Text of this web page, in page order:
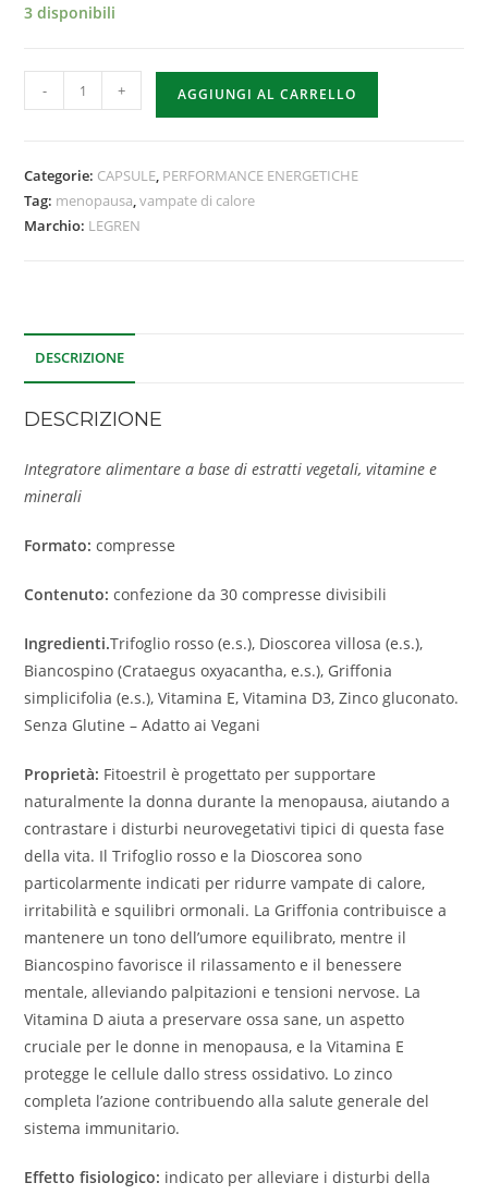
3 disponibili
- + AGGIUNGI AL CARRELLO
Categorie: CAPSULE, PERFORMANCE ENERGETICHE
Tag: menopausa,vampate di calore
Marchio: LEGREN
DESCRIZIONE
DESCRIZIONE
Integratore alimentare a base di estratti vegetali, vitamine e
minerali
Formato: compresse
Contenuto: confezione da 30 compresse divisibili
Ingredienti.Trifoglio rosso (e.s.), Dioscorea villosa (e.s.),
Biancospino (Crataegus oxyacantha, e.s.), Griffonia
simplicifolia (e.s.), Vitamina E, Vitamina D3, Zinco gluconato.
Senza Glutine – Adatto ai Vegani
Proprietà: Fitoestril è progettato per supportare
naturalmente la donna durante la menopausa, aiutando a
contrastare i disturbi neurovegetativi tipici di questa fase
della vita. Il Trifoglio rosso e la Dioscorea sono
particolarmente indicati per ridurre vampate di calore,
irritabilità e squilibri ormonali. La Griffonia contribuisce a
mantenere un tono dell’umore equilibrato, mentre il
Biancospino favorisce il rilassamento e il benessere
mentale, alleviando palpitazioni e tensioni nervose. La
Vitamina D aiuta a preservare ossa sane, un aspetto
cruciale per le donne in menopausa, e la Vitamina E
protegge le cellule dallo stress ossidativo. Lo zinco
completa l’azione contribuendo alla salute generale del
sistema immunitario.
Effetto fisiologico: indicato per alleviare i disturbi della